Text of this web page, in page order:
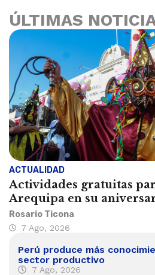
ÚLTIMAS
ACTUALIDAD
Actividades gratuitas
Arequipa en su
Rosario Ticona
7 Ago, 2026
Perú produce más
sector productivo
7 Ago, 2026